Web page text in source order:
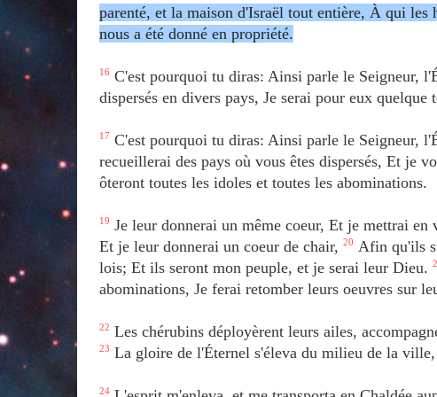
parenté, et la maison d'Israël tout entière, À qui les
nous a été donné en propriété.
16 C'est pourquoi tu diras: Ainsi parle le Seigneur,
dispersés en divers pays, Je serai pour eux
17 C'est pourquoi tu diras: Ainsi parle le Seigneur,
recueillerai des pays où vous êtes dispersés, Et je
ôteront toutes les idoles et toutes les abominations.
19 Je leur donnerai un même coeur, Et je mettrai
Et je leur donnerai un coeur de chair, 20 Afin qu'ils
lois; Et ils seront mon peuple, et je serai leur Dieu.
abominations, Je ferai retomber leurs oeuvres sur
22 Les chérubins déployèrent leurs ailes,
23 La gloire de l'Éternel s'éleva du milieu de la
24